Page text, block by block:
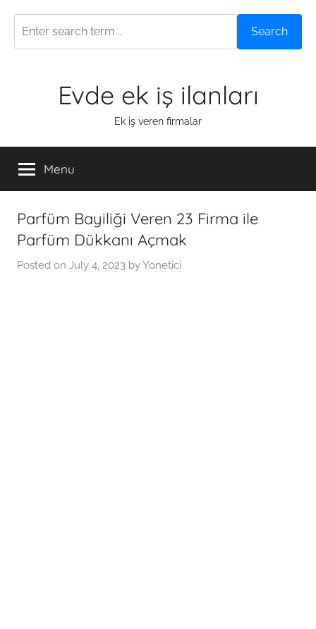
Search
Evde ek iş ilanları
Ek iş veren firmalar
Menu
Parfüm Bayiliği Veren 23 Firma ile
Parfüm Dükkanı Açmak
Posted on July 4, 2023 byYonetici